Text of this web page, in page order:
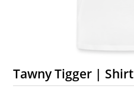
Tawny Tigger | Shirt